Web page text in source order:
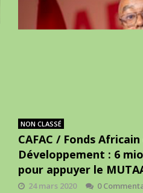
NON CLASSÉ
CAFAC / Fonds Africain
Développement : 6
pour appuyer le
24 mars 2020
0